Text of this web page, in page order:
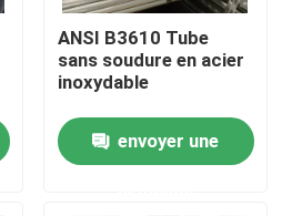
ANSI B3610 Tube
sans soudure en acier
inoxydable
envoyer une